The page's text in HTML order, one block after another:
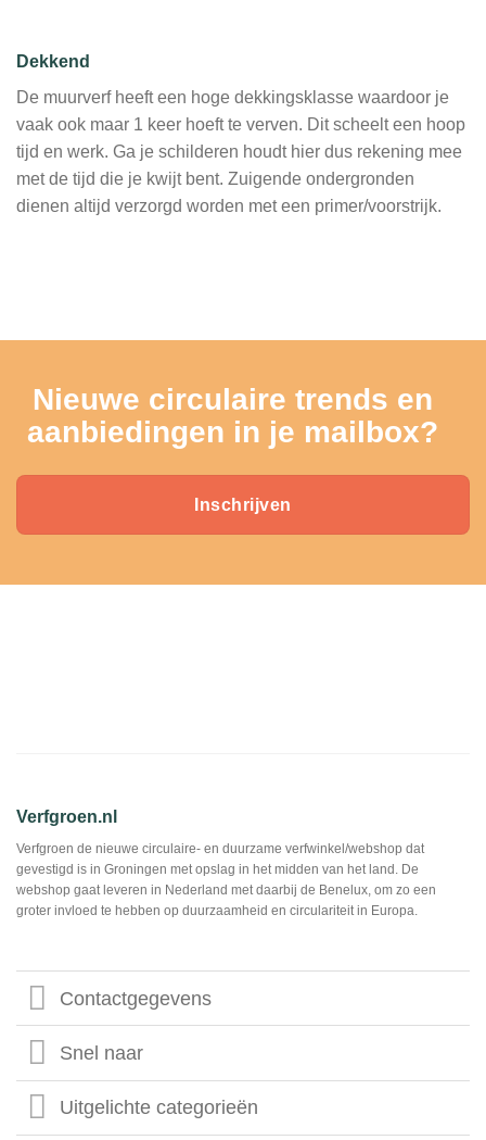
Dekkend
De muurverf heeft een hoge dekkingsklasse waardoor je
vaak ook maar 1 keer hoeft te verven. Dit scheelt een hoop
tijd en werk. Ga je schilderen houdt hier dus rekening mee
met de tijd die je kwijt bent. Zuigende ondergronden
dienen altijd verzorgd worden met een primer/voorstrijk.
Nieuwe circulaire trends en
aanbiedingen in je mailbox?
Inschrijven
Verfgroen.nl
Verfgroen de nieuwe circulaire- en duurzame verfwinkel/webshop dat
gevestigd is in Groningen met opslag in het midden van het land. De
webshop gaat leveren in Nederland met daarbij de Benelux, om zo een
groter invloed te hebben op duurzaamheid en circulariteit in Europa.
Contactgegevens
Snel naar
Uitgelichte categorieën